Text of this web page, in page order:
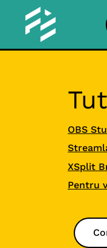
OBS
XSplit
Pentru